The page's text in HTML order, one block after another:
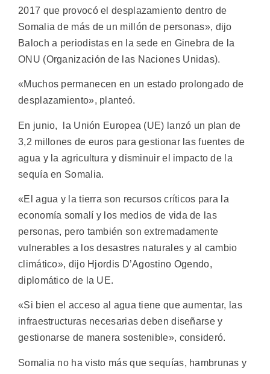
2017 que provocó el desplazamiento dentro de
Somalia de más de un millón de personas», dijo
Baloch a periodistas en la sede en Ginebra de la
ONU (Organización de las Naciones Unidas).
«Muchos permanecen en un estado prolongado de
desplazamiento», planteó.
En junio, la Unión Europea (UE) lanzó un plan de
3,2 millones de euros para gestionar las fuentes de
agua y la agricultura y disminuir el impacto de la
sequía en Somalia.
«El agua y la tierra son recursos críticos para la
economía somalí y los medios de vida de las
personas, pero también son extremadamente
vulnerables a los desastres naturales y al cambio
climático», dijo Hjordis D’Agostino Ogendo,
diplomático de la UE.
«Si bien el acceso al agua tiene que aumentar, las
infraestructuras necesarias deben diseñarse y
gestionarse de manera sostenible», consideró.
Somalia no ha visto más que sequías, hambrunas y